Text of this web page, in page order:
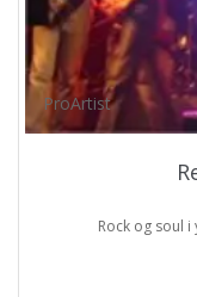
ProArtist
Rock og soul